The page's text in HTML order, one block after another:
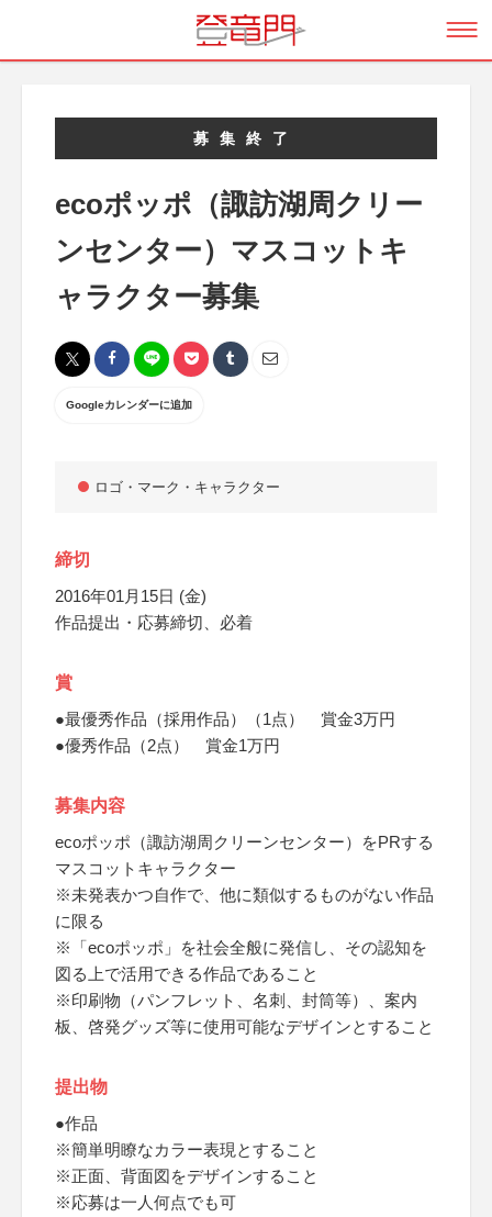
募集終了
ecoポッポ（諏訪湖周クリー
ンセンター）マスコットキ
ャラクター募集
Googleカレンダーに追加
ロゴ・マーク・キャラクター
締切
2016年01月15日 (金)
作品提出・応募締切、必着
賞
●最優秀作品（採用作品）（1点） 賞金3万円
●優秀作品（2点） 賞金1万円
募集内容
ecoポッポ（諏訪湖周クリーンセンター）をPRする
マスコットキャラクター
※未発表かつ自作で、他に類似するものがない作品
に限る
※「ecoポッポ」を社会全般に発信し、その認知を
図る上で活用できる作品であること
※印刷物（パンフレット、名刺、封筒等）、案内
板、啓発グッズ等に使用可能なデザインとすること
提出物
●作品
※簡単明瞭なカラー表現とすること
※正面、背面図をデザインすること
※応募は一人何点でも可